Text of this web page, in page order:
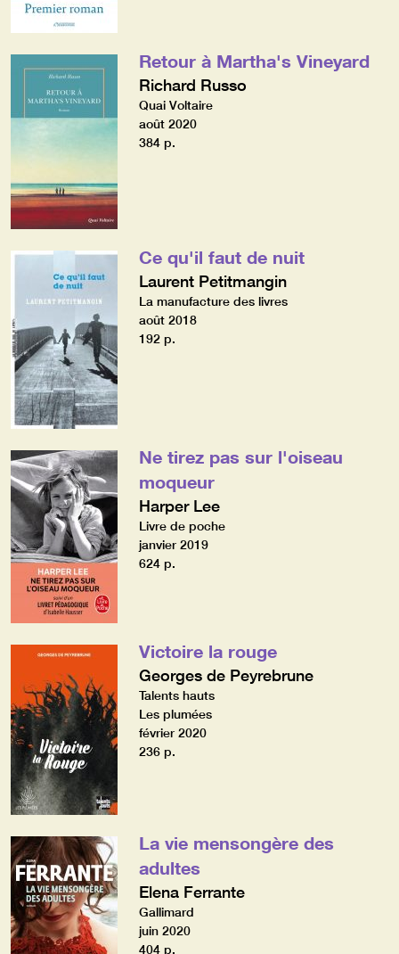
Retour à Martha's Vineyard
Richard Russo
Quai Voltaire
août 2020
384 p.
Ce qu'il faut de nuit
Laurent Petitmangin
La manufacture des livres
août 2018
192 p.
Ne tirez pas sur l'oiseau
moqueur
Harper Lee
Livre de poche
janvier 2019
624 p.
Victoire la rouge
Georges de Peyrebrune
Talents hauts
Les plumées
février 2020
236 p.
La vie mensongère des
adultes
Elena Ferrante
Gallimard
juin 2020
404 p.